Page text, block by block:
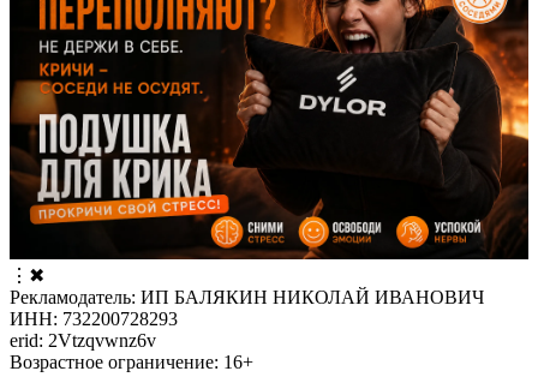
⋮ ✖
Рекламодатель: ИП БАЛЯКИН НИКОЛАЙ ИВАНОВИЧ
ИНН: 732200728293
erid: 2Vtzqvwnz6v
Возрастное ограничение: 16+